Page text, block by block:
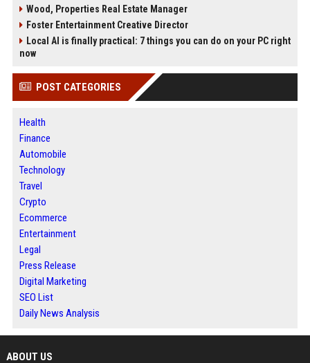
Wood, Properties Real Estate Manager
Foster Entertainment Creative Director
Local AI is finally practical: 7 things you can do on your PC right
now
POST CATEGORIES
Health
Finance
Automobile
Technology
Travel
Crypto
Ecommerce
Entertainment
Legal
Press Release
Digital Marketing
SEO List
Daily News Analysis
ABOUT US